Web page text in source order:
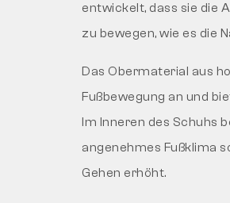
entwickelt, dass sie die
zu bewegen, wie es die
Das Obermaterial aus
Fußbewegung an und
Im Inneren des Schuhs
angenehmes Fußklima
Gehen erhöht.